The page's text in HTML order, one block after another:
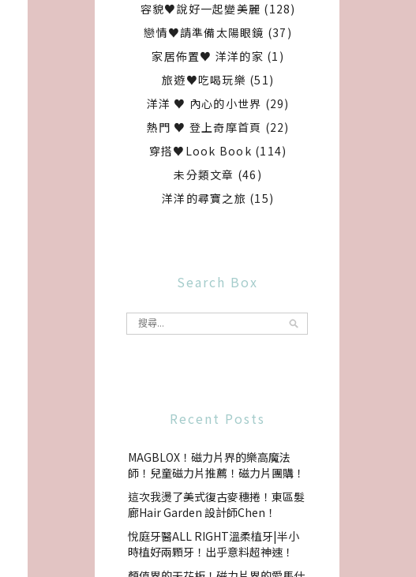
容貌♥說好一起變美麗 (128)
戀情♥請準備太陽眼鏡 (37)
家居佈置♥ 洋洋的家 (1)
旅遊♥吃喝玩樂 (51)
洋洋 ♥ 內心的小世界 (29)
熱門 ♥ 登上奇摩首頁 (22)
穿搭♥Look Book (114)
未分類文章 (46)
洋洋的尋寶之旅 (15)
Search Box
Recent Posts
MAGBLOX！磁力片界的樂高魔法
師！兒童磁力片推薦！磁力片團購！
這次我燙了美式復古麥穗捲！東區髮
廊Hair Garden 設計師Chen！
悅庭牙醫ALL RIGHT溫柔植牙|半小
時植好兩顆牙！出乎意料超神速！